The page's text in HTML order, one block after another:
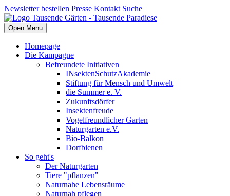
Newsletter bestellen Presse Kontakt Suche
Open Menu
Homepage
Die Kampagne
Befreundete Initiativen
INsektenSchutzAkademie
Stiftung für Mensch und Umwelt
die Summer e. V.
Zukunftsdörfer
Insektenfreude
Vogelfreundlicher Garten
Naturgarten e.V.
Bio-Balkon
Dorfbienen
So geht's
Der Naturgarten
Tiere "pflanzen"
Naturnahe Lebensräume
Naturnah pflegen